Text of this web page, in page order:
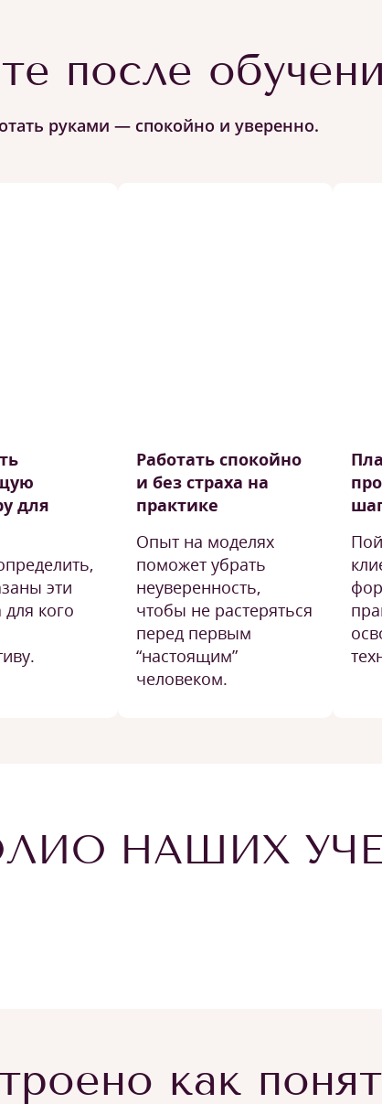
после
руками — спокойно и уверенно.
для
эти
для кого
Работать спокойно
и без страха на
практике
Опыт на моделях
поможет убрать
неуверенность,
чтобы не растеряться
перед первым
“настоящим”
человеком.
НАШИХ